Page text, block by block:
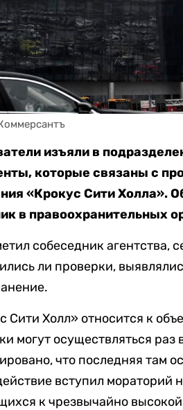
изъяли в
которые связаны с
«Крокус Сити Холла».
в правоохранительных
собеседник агентства,
ли проверки,
Сити Холл» относится к
могут осуществляться
что последняя там
вступил мораторий
к чрезвычайно